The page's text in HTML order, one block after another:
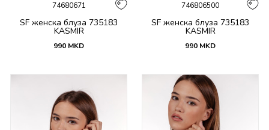
74680671
SF женска блуза 735183
KASMIR
990 MKD
746806500
SF женска блуза 735183
KASMIR
990 MKD